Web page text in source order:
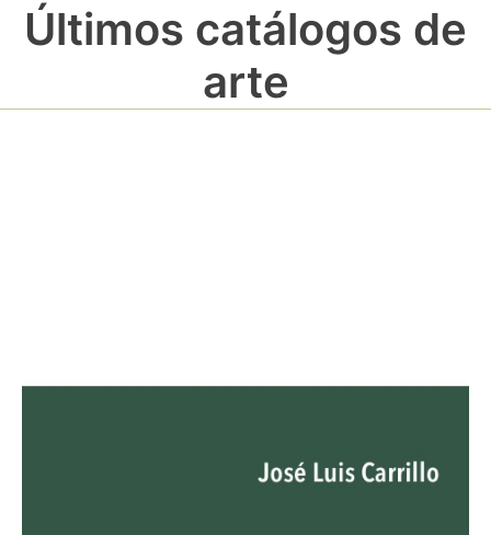
Últimos catálogos de
arte